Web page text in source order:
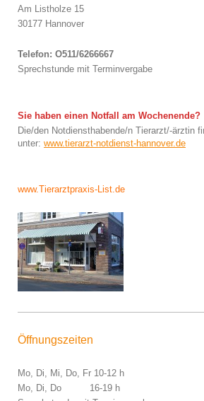
Am Listholze 15
30177 Hannover
Telefon: O511/6266667
Sprechstunde mit Terminvergabe
Sie haben einen Notfall am Wochenende?
Die/den Notdiensthabende/n Tierarzt/-ärztin
unter: www.tierarzt-notdienst-hannover.de
www.Tierarztpraxis-List.de
Öffnungszeiten
Mo, Di, Mi, Do, Fr 10-12 h
Mo, Di, Do 16-19 h